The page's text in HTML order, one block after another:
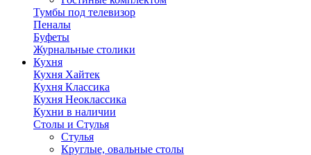
Тумбы под телевизор
Пеналы
Буфеты
Журнальные столики
Кухня
Кухня Хайтек
Кухня Классика
Кухня Неоклассика
Кухни в наличии
Столы и Стулья
Стулья
Круглые, овальные столы